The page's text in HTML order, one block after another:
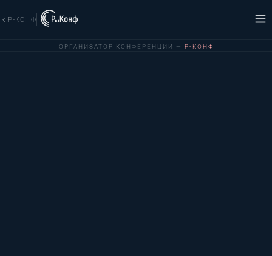
Р-КОНФ
ОРГАНИЗАТОР КОНФЕРЕНЦИИ — Р-КОНФ